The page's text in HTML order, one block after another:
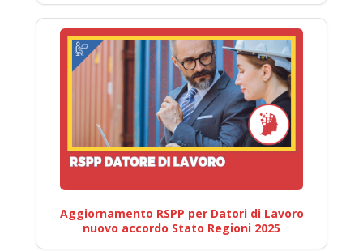
Aggiornamento RSPP per Datori di Lavoro
nuovo accordo Stato Regioni 2025